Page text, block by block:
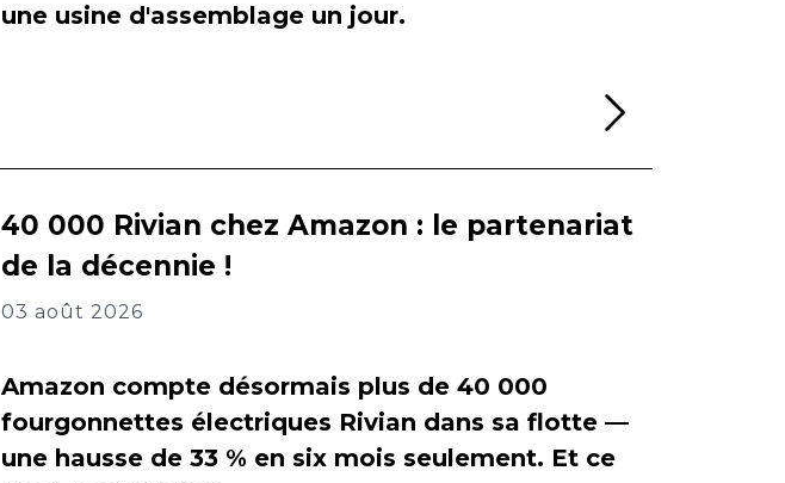
une usine d'assemblage un jour.
40 000 Rivian chez Amazon : le partenariat
de la décennie !
03 août 2026
Amazon compte désormais plus de 40 000
fourgonnettes électriques Rivian dans sa flotte —
une hausse de 33 % en six mois seulement. Et ce